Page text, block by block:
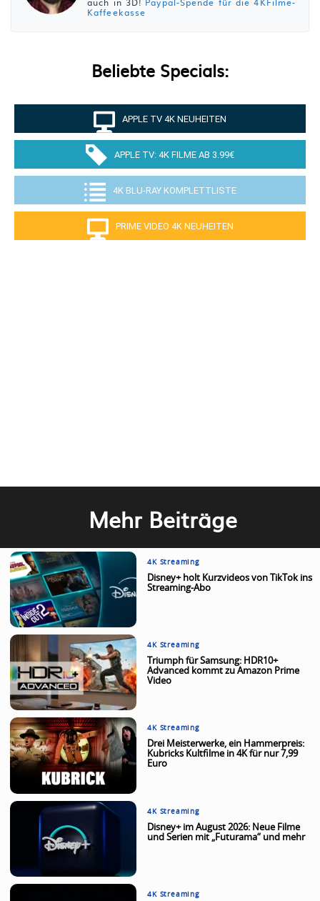
Kaffeekasse
Beliebte Specials:
APPLE TV 4K NEUHEITEN
APPLE TV: 4K FILME AB 3.99€
4K BLU-RAY KOMPLETTLISTE
PRIME VIDEO 4K NEUHEITEN
Mehr Beiträge
4K Streaming
Disney+ holt Kurzvideos von TikTok ins
Streaming-Abo
4K Streaming
Triumph für Samsung: HDR10+
Advanced kommt zu Amazon Prime
Video
4K Streaming
Drei Meisterwerke, ein Hammerpreis:
Kubricks Kultfilme in 4K für nur 7,99
Euro
4K Streaming
Disney+ im August 2026: Neue Filme
und Serien mit „Futurama“ und mehr
4K Streaming